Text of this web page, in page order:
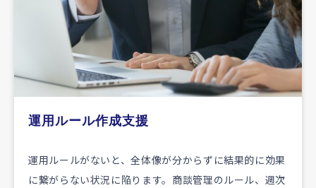
運用ルール作成支援
運用ルールがないと、全体像が分からずに結果的に効果
に繋がらない状況に陥ります。商談管理のルール、週次